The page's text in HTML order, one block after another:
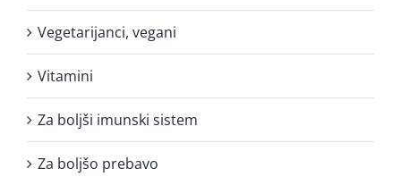
Vegetarijanci, vegani
Vitamini
Za boljši imunski sistem
Za boljšo prebavo